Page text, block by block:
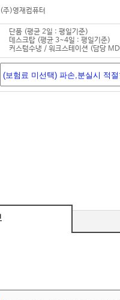
(주)영재컴퓨터
단품 (평균 2일 : 평일기준)
데스크탑 (평균 3~4일 : 평일기준)
커스텀수냉 / 워크스테이션 (담당